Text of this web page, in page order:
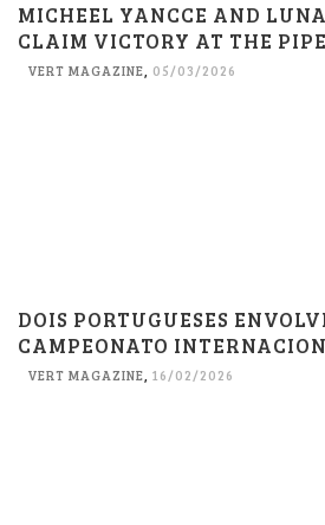
MICHEEL YANCCE AND
CLAIM VICTORY AT THE
VERT MAGAZINE, 05/03/2026
DOIS PORTUGUESES
CAMPEONATO
VERT MAGAZINE 16/02/2026